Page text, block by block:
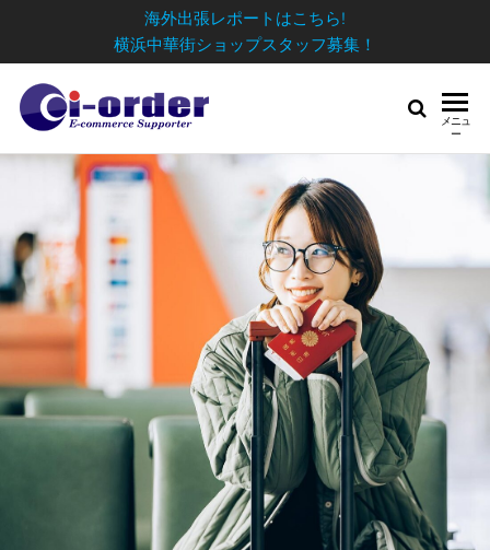
海外出張レポートはこちら!
横浜中華街ショップスタッフ募集！
株式会
日
メニュ
ー